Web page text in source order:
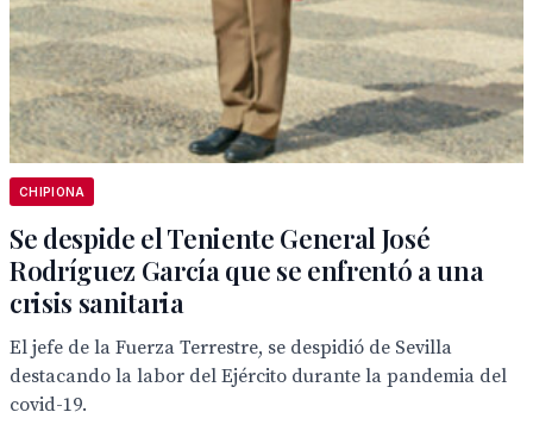
CHIPIONA
Se despide el Teniente General José
Rodríguez García que se enfrentó a una
crisis sanitaria
El jefe de la Fuerza Terrestre, se despidió de Sevilla
destacando la labor del Ejército durante la pandemia del
covid-19.